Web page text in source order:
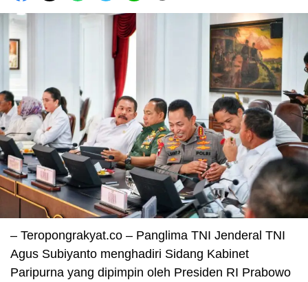
– Teropongrakyat.co – Panglima TNI Jenderal TNI
Agus Subiyanto menghadiri Sidang Kabinet
Paripurna yang dipimpin oleh Presiden RI Prabowo